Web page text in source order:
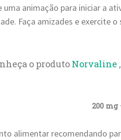
uma animação para iniciar a
Faça amizades e exercite o
o produto Norvaline
200 mg
alimentar recomendando